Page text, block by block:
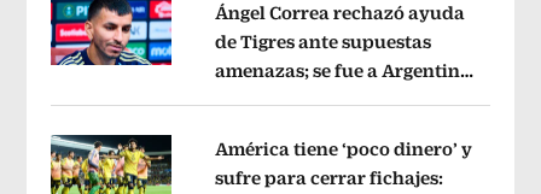
Opens in new window
Ángel Correa rechazó ayuda
de Tigres ante supuestas
amenazas; se fue a Argentina
América tiene ‘poco dinero’ y
sufre para cerrar fichajes: